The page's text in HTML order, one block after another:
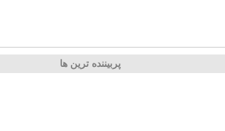
پربیننده ترین ها